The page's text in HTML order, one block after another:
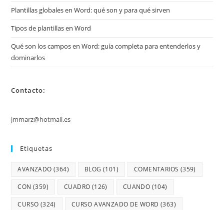
Plantillas globales en Word: qué son y para qué sirven
Tipos de plantillas en Word
Qué son los campos en Word: guía completa para entenderlos y
dominarlos
Contacto:
jmmarz@hotmail.es
Etiquetas
AVANZADO (364) BLOG (101) COMENTARIOS (359)
CON (359) CUADRO (126) CUANDO (104)
CURSO (324) CURSO AVANZADO DE WORD (363)